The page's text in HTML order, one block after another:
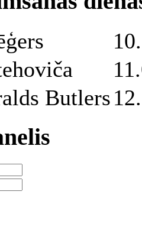
Butlers